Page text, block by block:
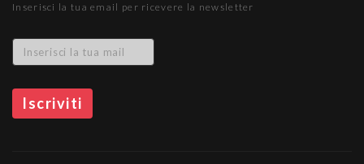
Inserisci la tua email per ricevere la newsletter